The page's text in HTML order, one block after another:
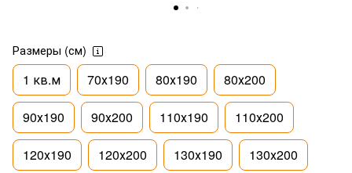
Размеры (см)
1 кв.м 70х190 80х190 80х200
90х190 90х200 110х190 110х200
120х190 120х200 130х190 130х200